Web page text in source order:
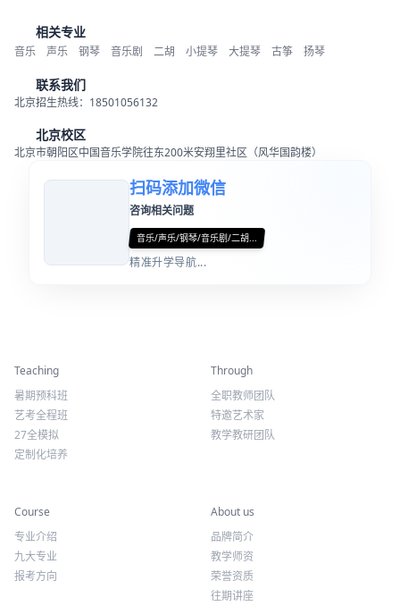
相关专业
音乐 声乐 钢琴 音乐剧 二胡 小提琴 大提琴 古筝 扬琴
联系我们
北京招生热线：18501056132
北京校区
北京市朝阳区中国音乐学院往东200米安翔里社区（风华国韵楼）
扫码添加微信
咨询相关问题
音乐/声乐/钢琴/音乐剧/二胡...
精准升学导航...
Teaching
暑期预科班
艺考全程班
27全模拟
定制化培养
Through
全职教师团队
特邀艺术家
教学教研团队
Course
专业介绍
九大专业
报考方向
About us
品牌简介
教学师资
荣誉资质
往期讲座